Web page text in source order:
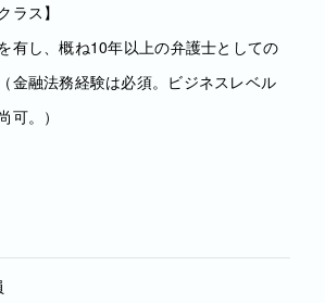
ラス】
有し、概ね10年以上の弁護士としての
金融法務経験は必須。ビジネスレベル
可。）